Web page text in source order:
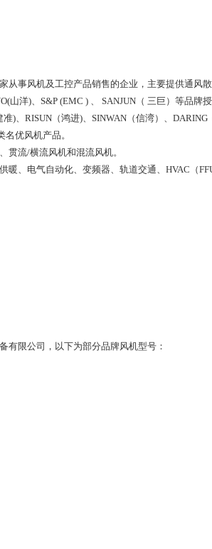
从事风机及工控产品销售的企业，主要提供通风
山洋)、S&P (EMC ) 、 SANJUN（ 三巨）等品牌
)、RISUN（鸿进)、SINWAN（信湾）、
优风机产品。
贯流/横流风机和混流风机。
暖、电气自动化、变频器、轨道交通、HVAC（
有限公司，以下为部分品牌风机型号：